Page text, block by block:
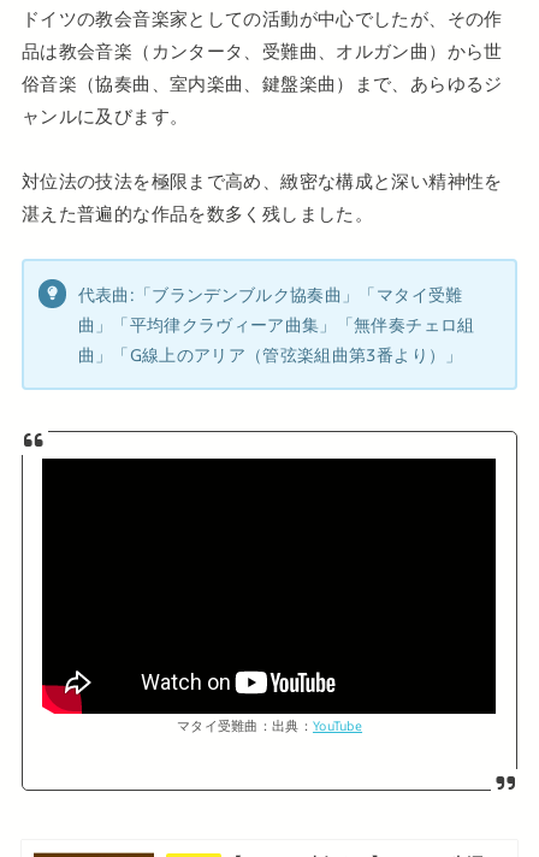
ドイツの教会音楽家としての活動が中心でしたが、その作
品は教会音楽（カンタータ、受難曲、オルガン曲）から世
俗音楽（協奏曲、室内楽曲、鍵盤楽曲）まで、あらゆるジ
ャンルに及びます。
対位法の技法を極限まで高め、緻密な構成と深い精神性を
湛えた普遍的な作品を数多く残しました。
代表曲:「ブランデンブルク協奏曲」「マタイ受難
曲」「平均律クラヴィーア曲集」「無伴奏チェロ組
曲」「G線上のアリア（管弦楽組曲第3番より）」
マタイ受難曲：出典： YouTube